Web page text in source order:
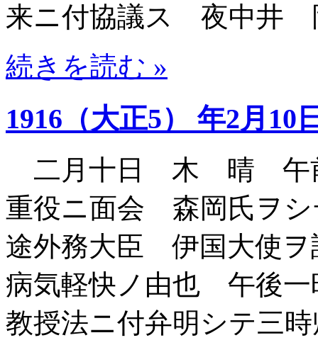
来ニ付協議ス 夜中井
続きを読む »
1916（大正5） 年2月10
二月十日 木 晴 午前
重役ニ面会 森岡氏ヲシ
途外務大臣 伊国大使
病気軽快ノ由也 午後一
教授法ニ付弁明シテ三